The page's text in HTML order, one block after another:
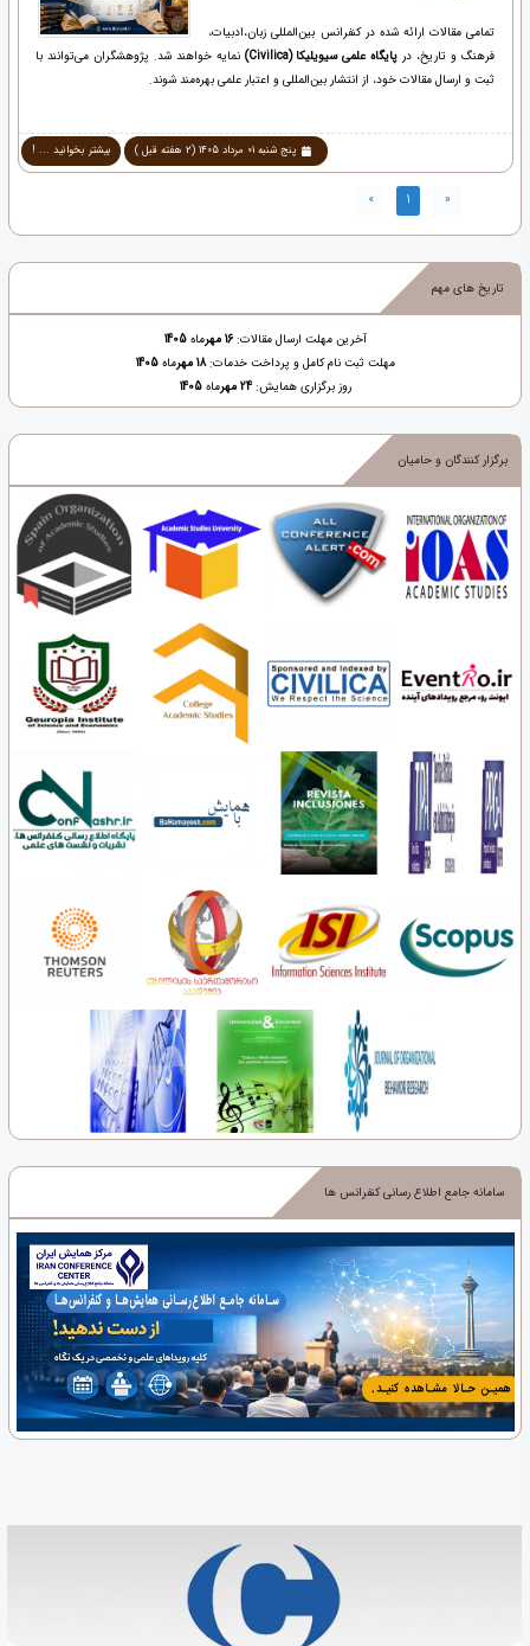
تمامی مقالات ارائه شده در کنفرانس بین‌المللی زبان،ادبیات،
فرهنگ و تاریخ، در پایگاه علمی سیویلیکا (Civilica)
نمایه خواهند شد. پژوهشگران می‌توانند با
ثبت و ارسال مقالات خود، از انتشار بین‌المللی و اعتبار علمی بهره‌مند شوند.
پنج شنبه 01 مرداد 1405 (2 هفته قبل ) بیشتر بخوانید ... !
«
1
»
تاریخ های مهم
آخرین مهلت ارسال مقالات:16 مهر ماه1405
مهلت ثبت نام کامل و پرداخت خدمات:18 مهر ماه1405
روز برگزاری همایش:24 مهر ماه1405
برگزار کنندگان و حامیان
سامانه جامع اطلاع رسانی کنفرانس ها